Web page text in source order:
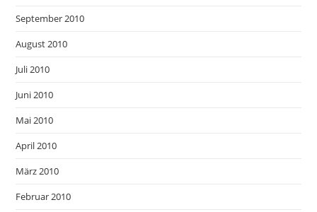
September 2010
August 2010
Juli 2010
Juni 2010
Mai 2010
April 2010
März 2010
Februar 2010